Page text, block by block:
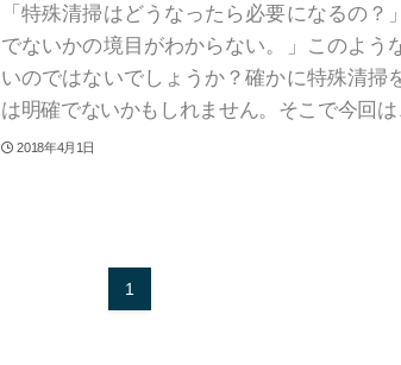
「特殊清掃はどうなったら必要になるの？
でないかの境目がわからない。」このよう
いのではないでしょうか？確かに特殊清掃
は明確でないかもしれません。そこで今回
2018年4月1日
1